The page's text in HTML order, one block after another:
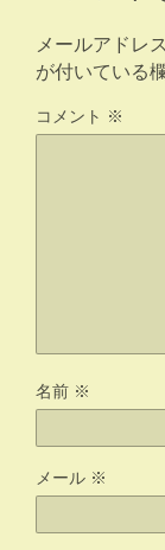
メールアドレ
が付いている
コメント ※
名前 ※
メール ※